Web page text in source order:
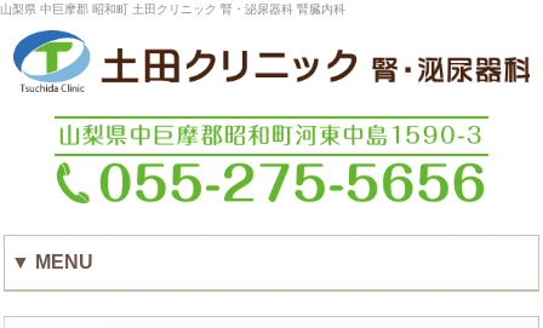
山梨県 中巨摩郡 昭和町 土田クリニック 腎・泌尿器科 腎臓内科
▼ MENU